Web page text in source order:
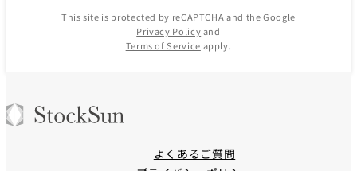
This site is protected by reCAPTCHA and the Google
Privacy Policyand
Terms of Service apply.
よくあるご質問